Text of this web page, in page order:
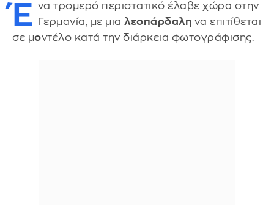
Έ να τρομερό περιστατικό έλαβε χώρα στην
Γερμανία, με μια λεοπάρδαλη να επιτίθεται
σε μοντέλο κατά την διάρκεια φωτογράφισης.